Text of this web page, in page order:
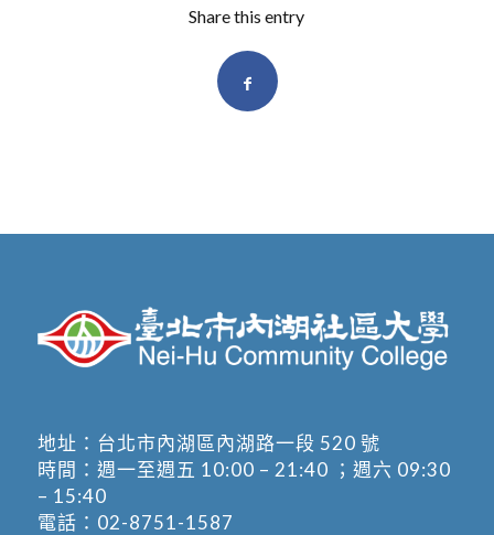
Share this entry
地址： 台北市內湖區內湖路一段 520 號
時間：週一至週五 10:00 – 21:40 ；週六 09:30
– 15:40
電話： 02-8751-1587